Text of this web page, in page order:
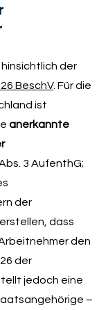
der
BeschV. Für die
ist
anerkannte
3 AufenthG;
der
dass
den
der
jedoch eine
–